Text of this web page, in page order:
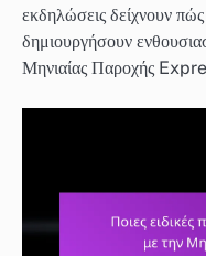
εκδηλώσεις δείχνουν
δημιουργήσουν
Μηνιαίας Παροχής